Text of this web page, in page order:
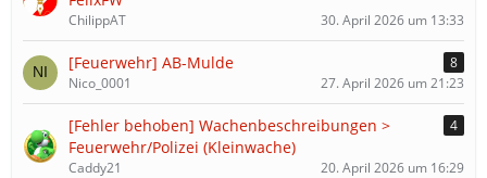
ChilippAT 30. April 2026 um 13:33
[Feuerwehr] AB-Mulde
8
Nico_0001
27. April 2026 um 21:23
[Fehler behoben] Wachenbeschreibungen >
Feuerwehr/Polizei (Kleinwache)
4
Caddy21 20. April 2026 um 16:29